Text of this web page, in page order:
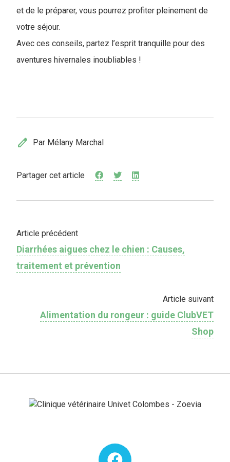
et de le préparer, vous pourrez profiter pleinement de
votre séjour.
Avec ces conseils, partez l’esprit tranquille pour des
aventures hivernales inoubliables !
edit Par Mélany Marchal
Partager cet article
Article précédent
Diarrhées aigues chez le chien : Causes,
traitement et prévention
Article suivant
Alimentation du rongeur : guide ClubVET
Shop